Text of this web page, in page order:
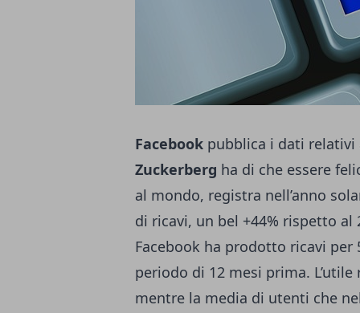
Facebook pubblica i dati relativi
Zuckerberg ha di che essere
al mondo, registra nell’anno
di ricavi, un bel +44% rispetto
Facebook ha prodotto ricavi
periodo di 12 mesi prima.
mentre la media di utenti che